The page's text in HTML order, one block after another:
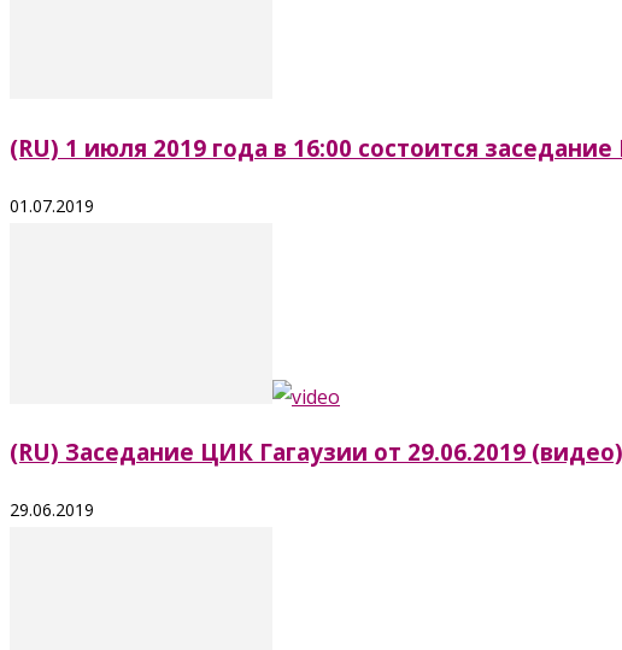
(RU) 1 июля 2019 года в 16:00 состоится
01.07.2019
(RU) Заседание ЦИК Гагаузии от 29.06.2019 (видео)
29.06.2019